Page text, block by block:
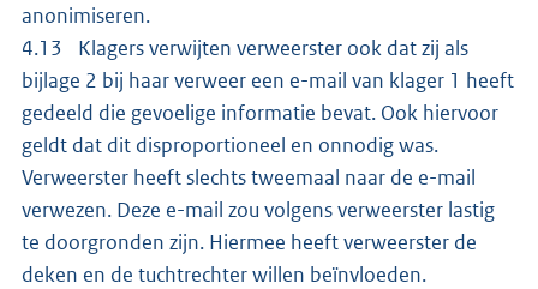
anonimiseren.
4.13 Klagers verwijten verweerster ook dat zij als
bijlage 2 bij haar verweer een e-mail van klager 1 heeft
gedeeld die gevoelige informatie bevat. Ook hiervoor
geldt dat dit disproportioneel en onnodig was.
Verweerster heeft slechts tweemaal naar de e-mail
verwezen. Deze e-mail zou volgens verweerster lastig
te doorgronden zijn. Hiermee heeft verweerster de
deken en de tuchtrechter willen beïnvloeden.